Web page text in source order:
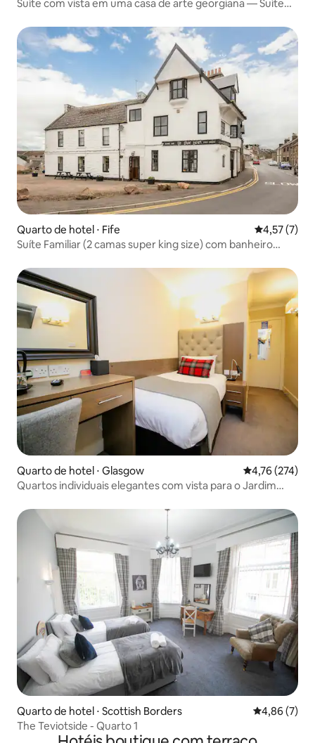
Suíte com vista em uma casa de arte georgiana — Suíte
Quarto de hotel ⋅ Fife 4,57 de
4,57 (7)
Suíte Familiar (2 camas super king size) com banheiro
Quarto de hotel ⋅ Glasgow 4,76 de uma
4,76 (274)
Quartos individuais elegantes com vista para o Jardim
Quarto de hotel ⋅ Scottish Borders 4,86 de uma
4,86 (7)
The Teviotside - Quarto 1